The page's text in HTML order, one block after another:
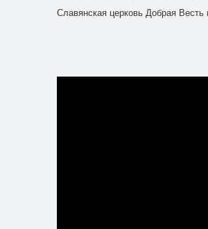
Славянская церковь Добрая